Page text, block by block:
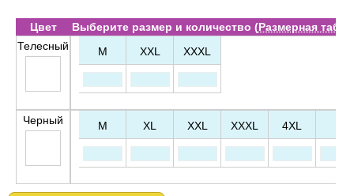
Цвет Выберите размер и количество (Размерная
Телесный
M XXL XXXL
Черный M XL XXL XXXL 4XL